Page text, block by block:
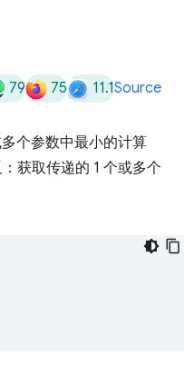
79 75 11.1Source
个参数中最小的计算
获取传递的 1 个或多个